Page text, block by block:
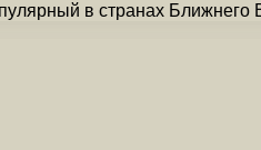
в странах Ближнего